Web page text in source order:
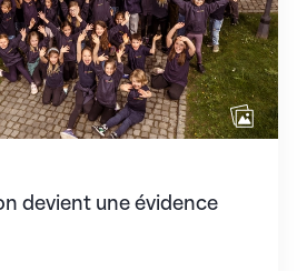
devient une évidence